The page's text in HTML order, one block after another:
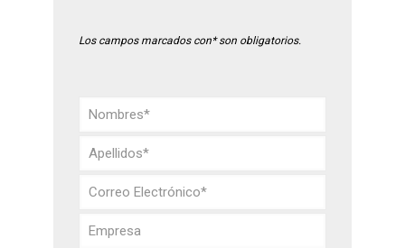
Los campos marcados con* son obligatorios.